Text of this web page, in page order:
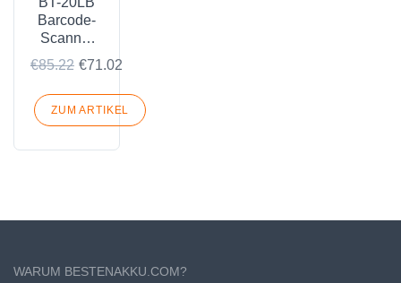
Barcode-
Scanner
Akku
Passend
für Denso
BHT-
1306B
BHT-
€85.22 €71.02
ZUM ARTIKEL
WARUM BESTENAKKU.COM?